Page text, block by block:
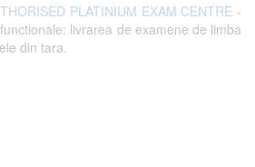
PLATINIUM EXAM CENTRE -
livrarea de examene de limba
din tara.